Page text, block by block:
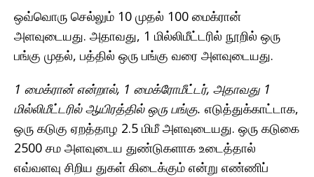
ஒவ்வொரு செல்லும் 10 முதல் 100 மைக்ரான்
அளவுடையது. அதாவது, 1 மில்லிமீட்டரில் நூறில் ஒரு
பங்கு முதல், பத்தில் ஒரு பங்கு வரை அளவுடையது.
1 மைக்ரான் என்றால், 1 மைக்ரோமீட்டர், அதாவது 1
மில்லிமீட்டரில் ஆயிரத்தில் ஒரு பங்கு. எடுத்துக்காட்டாக,
ஒரு கடுகு ஏறத்தாழ 2.5 மிமீ அளவுடையது. ஒரு கடுகை
2500 சம அளவுடைய துண்டுகளாக உடைத்தால்
எவ்வளவு சிறிய துகள் கிடைக்கும் என்று எண்ணிப்